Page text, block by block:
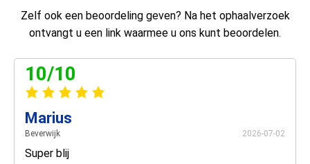
Zelf ook een beoordeling geven? Na het ophaalverzoek
ontvangt u een link waarmee u ons kunt beoordelen.
10/10
Marius
Beverwijk 2026-07-02
Super blij